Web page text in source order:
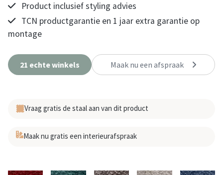
Product inclusief styling advies
TCN productgarantie en 1 jaar extra garantie op
montage
21 echte winkels Maak nu een afspraak
Vraag gratis de staal aan van dit product
Maak nu gratis een interieurafspraak